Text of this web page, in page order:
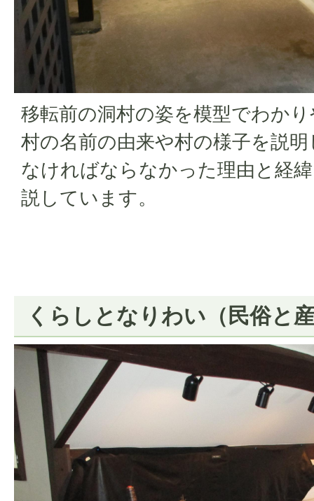
移転前の洞村の姿を模型でわか
村の名前の由来や村の様子を説
なければならなかった理由と経
説しています。
くらしとなりわい（民俗と